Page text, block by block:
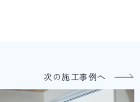
次の施工事例へ